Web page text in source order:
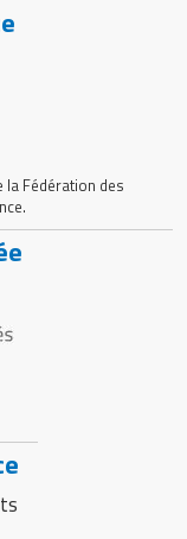
la Fédération des